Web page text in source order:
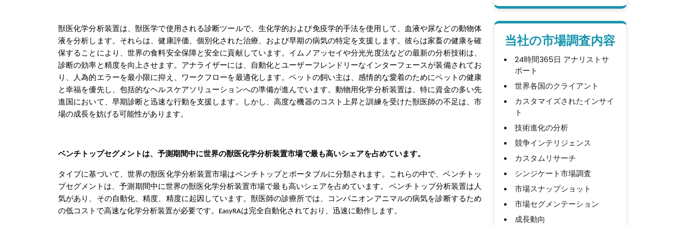
獣医化学分析装置は、獣医学で使用される診断ツールで、生化学的および免疫学的手法を使用して、血液や尿などの動物体
液を分析します。それらは、健康評価、個別化された治療、および早期の病気の特定を支援します。彼らは家畜の健康を確
保することにより、世界の食料安全保障と安全に貢献しています。イムノアッセイや分光光度法などの最新の分析技術は、
診断の効率と精度を向上させます。アナライザーには、自動化とユーザーフレンドリーなインターフェースが装備されてお
り、人為的エラーを最小限に抑え、ワークフローを最適化します。ペットの飼い主は、感情的な愛着のためにペットの健康
と幸福を優先し、包括的なヘルスケアソリューションへの準備が進んでいます。動物用化学分析装置は、特に資金の多い先
進国において、早期診断と迅速な行動を支援します。しかし、高度な機器のコスト上昇と訓練を受けた獣医師の不足は、市
場の成長を妨げる可能性があります。
ベンチトップセグメントは、予測期間中に世界の獣医化学分析装置市場で最も高いシェアを占めています。
タイプに基づいて、世界の獣医化学分析装置市場はベンチトップとポータブルに分類されます。これらの中で、ベンチトッ
プセグメントは、予測期間中に世界の獣医化学分析装置市場で最も高いシェアを占めています。ベンチトップ分析装置は人
気があり、その自動化、精度、精度に起因しています。獣医師の診療所では、コンパニオンアニマルの病気を診断するため
の低コストで高速な化学分析装置が必要です。EasyRAは完全自動化されており、迅速に動作します。
当社の市場調査内容
24時間365日 アナリストサ
ポート
世界各国のクライアント
カスタマイズされたインサイ
ト
技術進化の分析
競争インテリジェンス
カスタムリサーチ
シンジケート市場調査
市場スナップショット
市場セグメンテーション
成長動向